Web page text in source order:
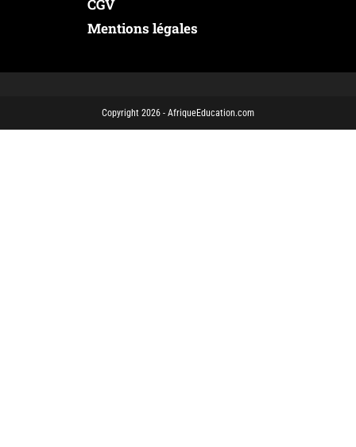
CGV
Mentions légales
Copyright 2026 - AfriqueEducation.com